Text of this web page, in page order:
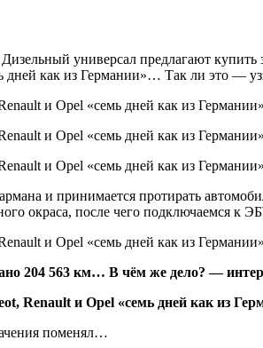
универсал предлагают
как из Германии»… Так ли это —
и принимается протирать
окраса, после чего подключаемся к
204 563 км… В чём же дело? —
поменял…